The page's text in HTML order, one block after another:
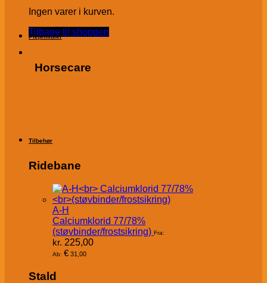
Ingen varer i kurven.
Tilbage til shoppen
Plejemidler
Horsecare
Tilbehør
Ridebane
A-H
Calciumklorid 77/78%
(støvbinder/frostsikring) Fra:
kr. 225,00
Ab: € 31,00
Stald